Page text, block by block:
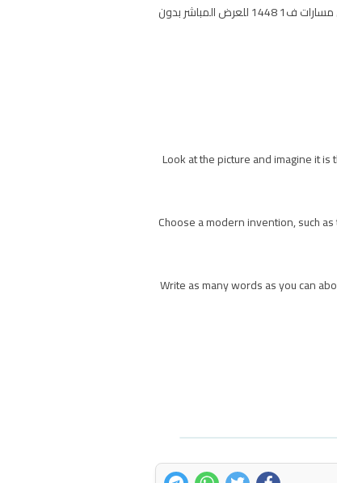
حل مادة الانجليزي كتاب النشاط ثالث ثانوي الفصل الاول نظام المسارات حلول جميع تمارين منهج انجليزي النشاط mega goal ثالث ثانوي مسارات ف1 1448 للعرض المباشر بدون
Look at the picture and imagine it
Choose a modern invention, such
Write as many words as you can